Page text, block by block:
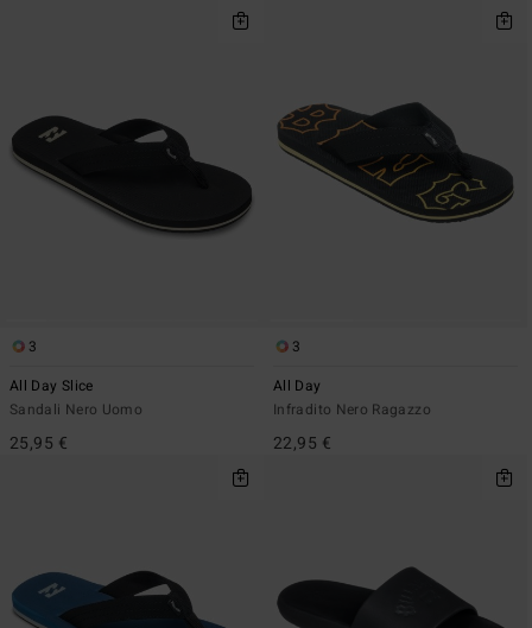
3
All Day Slice
Sandali Nero Uomo
25,95 €
3
All Day
Infradito Nero Ragazzo
22,95 €